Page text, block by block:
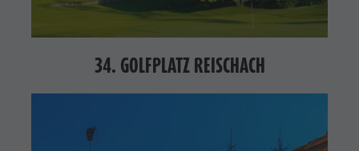
34. GOLFPLATZ REISCHACH